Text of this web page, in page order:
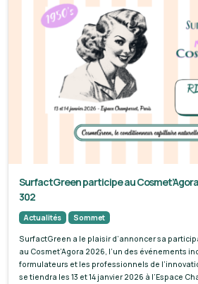
SurfactGreen participe au Cosmet’Agora
302
Actualités Sommet
SurfactGreen a le plaisir d’annoncer sa
au Cosmet’Agora 2026, l’un des événements
formulateurs et les professionnels de
se tiendra les 13 et 14 janvier 2026 à l’Espace